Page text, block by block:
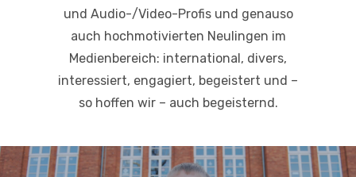
und Audio-/Video-Profis und genauso
auch hochmotivierten Neulingen im
Medienbereich: international, divers,
interessiert, engagiert, begeistert und –
so hoffen wir – auch begeisternd.